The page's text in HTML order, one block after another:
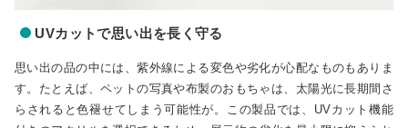
UVカットで思い出を長く守る
思い出の品の中には、紫外線による変色や劣化が心配なものもありま
す。たとえば、ペットの写真や布製のおもちゃは、太陽光に長期間さ
らされると色褪せてしまう可能性が。この製品では、UVカット機能